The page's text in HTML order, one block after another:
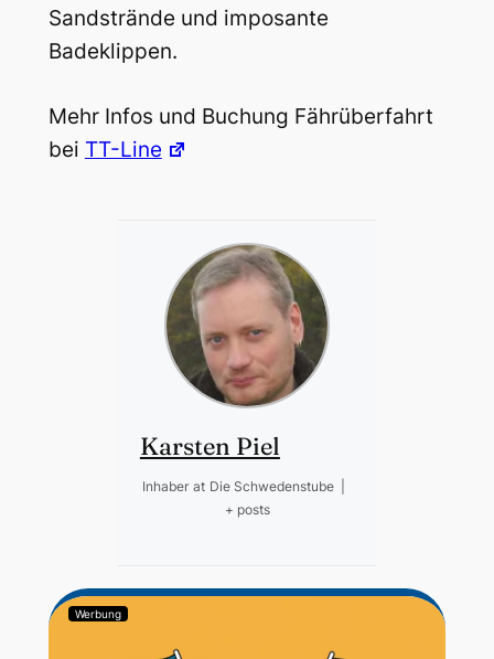
Sandstrände und imposante
Badeklippen.
Mehr Infos und Buchung Fährüberfahrt
bei TT-Line
Karsten Piel
Inhaber at Die Schwedenstube
+ posts
Werbung